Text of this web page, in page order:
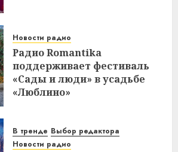
Новости радио
Радио Romantika
поддерживает фестиваль
«Сады и люди» в усадьбе
«Люблино»
В тренде Выбор редактора
Новости радио